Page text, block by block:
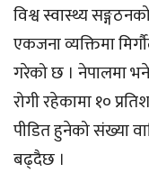
विश्व स्वास्थ्य
एकजना व्यक्तिमा
गरेको छ । नेपालमा भने
रोगी रहेकामा १०
पीडित हुनेको संख्या
बढ्दैछ ।